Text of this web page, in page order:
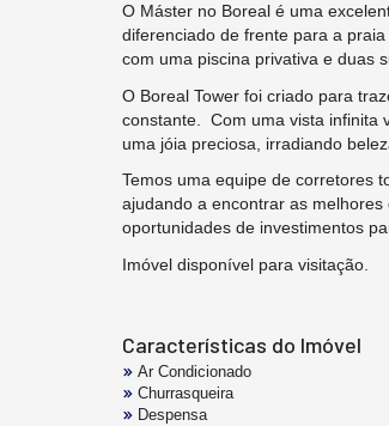
O Máster no Boreal é uma
diferenciado de frente para a
com uma piscina privativa e duas
O Boreal Tower foi criado para
constante. Com uma vista infinita
uma jóia preciosa, irradiando
Temos uma equipe de corretores
ajudando a encontrar as
oportunidades de investimentos
Imóvel disponível para visitação.
Características do Imóvel
Ar Condicionado
Churrasqueira
Despensa